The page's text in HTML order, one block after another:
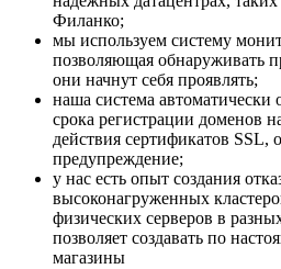
Филанко;
мы используем систему
позволяющая обнаруживать
они начнут себя проявлять;
наша система автоматически
срока регистрации доменов
действия сертификатов SSL,
предупреждение;
у нас есть опыт создания
высоконагруженных
физических серверов в
позволяет создавать по
магазины